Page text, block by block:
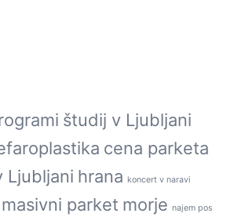
študij v Ljubljani
cena parketa
Ljubljani hrana koncert v naravi
masivni parket morje najem pos